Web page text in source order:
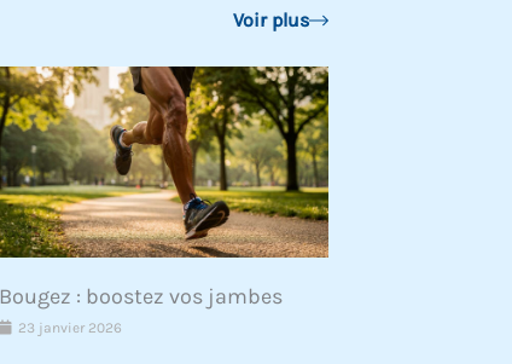
Voir plus
Bougez : boostez vos jambes
23 janvier 2026